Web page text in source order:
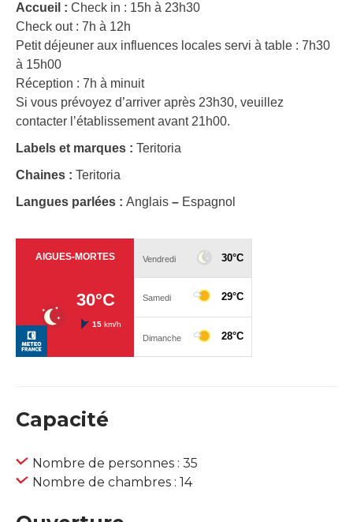
Accueil : Check in : 15h à 23h30
Check out : 7h à 12h
Petit déjeuner aux influences locales servi à table : 7h30
à 15h00
Réception : 7h à minuit
Si vous prévoyez d’arriver après 23h30, veuillez
contacter l’établissement avant 21h00.
Labels et marques : Teritoria
Chaines : Teritoria
Langues parlées : Anglais – Espagnol
Capacité
Nombre de personnes : 35
Nombre de chambres : 14